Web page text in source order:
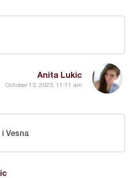
Anita Lukic
October 13, 2023, 11:11 am
Vesna